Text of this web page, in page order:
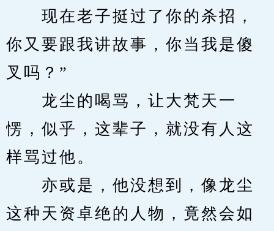
现在老子挺过了你的杀招，
你又要跟我讲故事，你当我是傻
叉吗？”
龙尘的喝骂，让大梵天一
愣，似乎，这辈子，就没有人这
样骂过他。
亦或是，他没想到，像龙尘
这种天资卓绝的人物，竟然会如